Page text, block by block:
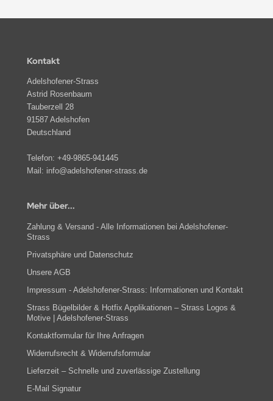
Kontakt
Adelshofener-Strass
Astrid Rosenbaum
Tauberzell 28
91587 Adelshofen
Deutschland
Telefon: +49-9865-941445
Mail: info@adelshofener-strass.de
Mehr über...
Zahlung & Versand - Alle Informationen bei Adelshofener-
Strass
Privatsphäre und Datenschutz
Unsere AGB
Impressum - Adelshofener-Strass: Informationen und Kontakt
Strass Bügelbilder & Hotfix Applikationen – Strass Logos &
Motive | Adelshofener-Strass
Kontaktformular für Ihre Anfragen
Widerrufsrecht & Widerrufsformular
Lieferzeit – Schnelle und zuverlässige Zustellung
E-Mail Signatur